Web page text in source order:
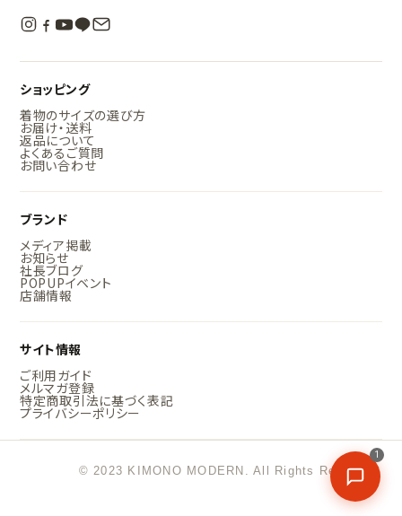
ショッピング
着物のサイズの選び方
お届け・送料
返品について
よくあるご質問
お問い合わせ
ブランド
メディア掲載
お知らせ
社長ブログ
POPUPイベント
店舗情報
サイト情報
ご利用ガイド
メルマガ登録
特定商取引法に基づく表記
プライバシーポリシー
© 2023 KIMONO MODERN. All Rights Reserved.
1